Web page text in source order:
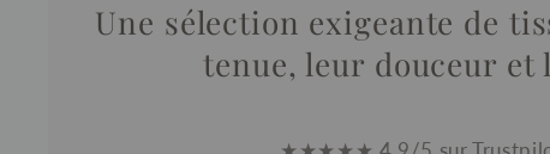
Une sélection exigeante de
tenue, leur douceur et